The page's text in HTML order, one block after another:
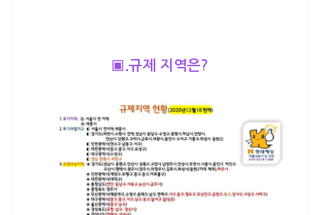
▣.규제 지역은?